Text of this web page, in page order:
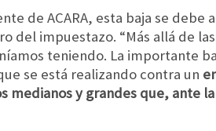
de ACARA, esta baja se
del impuestazo. “Más allá de
teniendo. La importante
se está realizando contra un
medianos y grandes que, ante